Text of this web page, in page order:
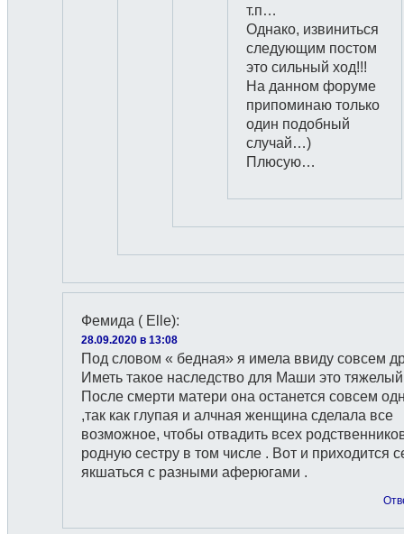
т.п…
Однако, извиниться
следующим постом
это сильный ход!!!
На данном форуме
припоминаю только
один подобный
случай…)
Плюсую…
Фемида ( Elle):
28.09.2020 в 13:08
Под словом « бедная» я имела ввиду совсем
Иметь такое наследство для Маши это тяжелый
После смерти матери она останется совсем
,так как глупая и алчная женщина сделала все
возможное, чтобы отвадить всех
родную сестру в том числе . Вот и приходится
якшаться с разными аферюгами .